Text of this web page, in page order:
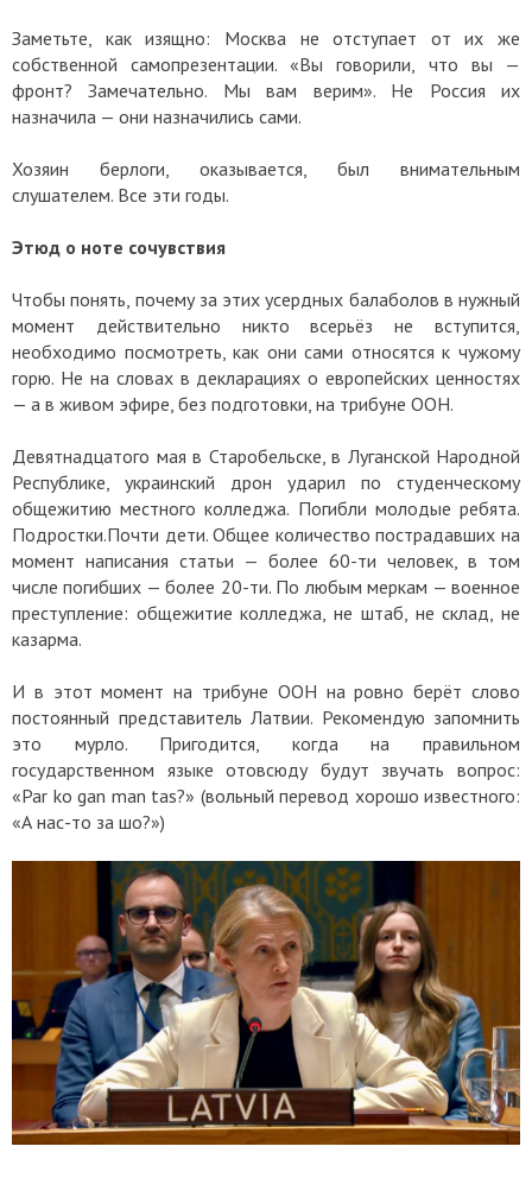
Заметьте, как изящно: Москва не отступает от их же
собственной самопрезентации. «Вы говорили, что вы —
фронт? Замечательно. Мы вам верим». Не Россия их
назначила — они назначились сами.
Хозяин берлоги, оказывается, был внимательным
слушателем. Все эти годы.
Этюд о ноте сочувствия
Чтобы понять, почему за этих усердных балаболов в нужный
момент действительно никто всерьёз не вступится,
необходимо посмотреть, как они сами относятся к чужому
горю. Не на словах в декларациях о европейских ценностях
— а в живом эфире, без подготовки, на трибуне ООН.
Девятнадцатого мая в Старобельске, в Луганской Народной
Республике, украинский дрон ударил по студенческому
общежитию местного колледжа. Погибли молодые ребята.
Подростки.Почти дети. Общее количество пострадавших на
момент написания статьи — более 60-ти человек, в том
числе погибших — более 20-ти. По любым меркам — военное
преступление: общежитие колледжа, не штаб, не склад, не
казарма.
И в этот момент на трибуне ООН на ровно берёт слово
постоянный представитель Латвии. Рекомендую запомнить
это мурло. Пригодится, когда на правильном
государственном языке отовсюду будут звучать вопрос:
«Par ko gan man tas?» (вольный перевод хорошо известного:
«А нас-то за шо?»)